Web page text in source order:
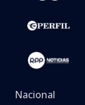
Nacional